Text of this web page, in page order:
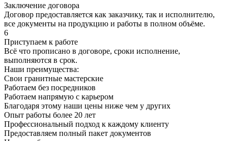
Заключение договора
Договор предоставляется как заказчику, так и исполнителю,
все документы на продукцию и работы в полном объёме.
6
Приступаем к работе
Всё что прописано в договоре, сроки исполнение,
выполняются в срок.
Наши преимущества:
Свои гранитные мастерские
Работаем без посредников
Работаем напрямую с карьером
Благодаря этому наши цены ниже чем у других
Опыт работы более 20 лет
Профессиональный подход к каждому клиенту
Предоставляем полный пакет документов